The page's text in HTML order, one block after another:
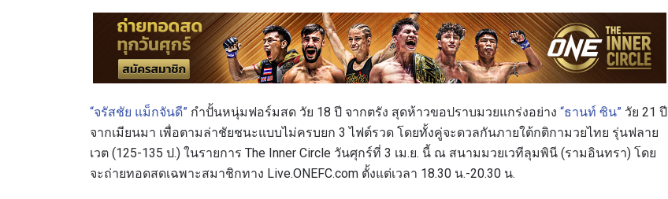
“จรัสชัย แม็กจันดี” กำปั้นหนุ่มฟอร์มสด วัย 18 ปี จากตรัง สุดห้าวขอปราบมวยแกร่งอย่าง “ธานท์ ซิน” วัย 21 ปี
จากเมียนมา เพื่อตามล่าชัยชนะแบบไม่ครบยก 3 ไฟต์รวด โดยทั้งคู่จะดวลกันภายใต้กติกามวยไทย รุ่นฟลาย
เวต (125-135 ป.) ในรายการ The Inner Circle วันศุกร์ที่ 3 เม.ย. นี้ ณ สนามมวยเวทีลุมพินี (รามอินทรา) โดย
จะถ่ายทอดสดเฉพาะสมาชิกทาง Live.ONEFC.com ตั้งแต่เวลา 18.30 น.-20.30 น.